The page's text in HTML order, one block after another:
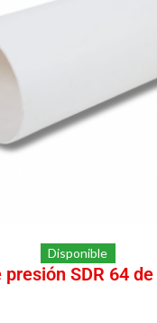
Disponible
SDR 64 de